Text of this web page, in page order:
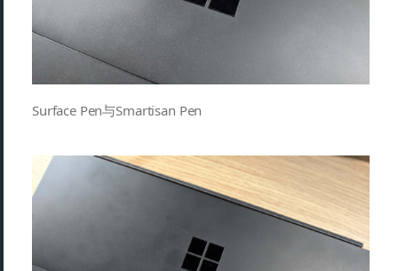
Surface Pen与Smartisan Pen